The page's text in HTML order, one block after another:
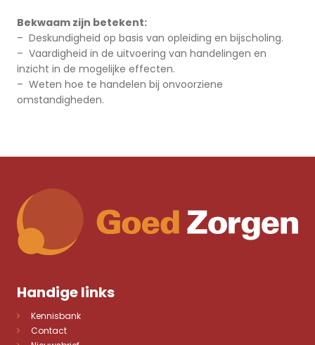
Bekwaam zijn betekent:
– Deskundigheid op basis van opleiding en bijscholing.
– Vaardigheid in de uitvoering van handelingen en
inzicht in de mogelijke effecten.
– Weten hoe te handelen bij onvoorziene
omstandigheden.
Handige links
Kennisbank
Contact